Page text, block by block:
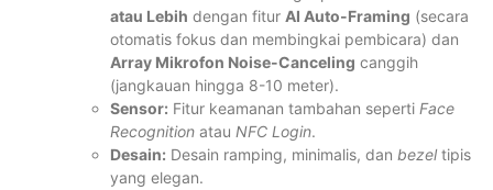
atau Lebih dengan fitur AI Auto-Framing (secara
otomatis fokus dan membingkai pembicara) dan
Array Mikrofon Noise-Canceling canggih
(jangkauan hingga 8-10 meter).
Sensor: Fitur keamanan tambahan seperti Face
Recognition atau NFC Login.
Desain: Desain ramping, minimalis, dan bezeltipis
yang elegan.